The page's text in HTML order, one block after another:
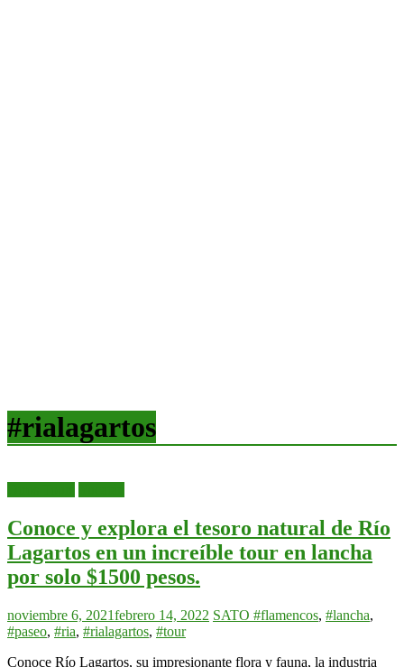
#rialagartos
Conoce y explora el tesoro natural de Río
Lagartos en un increíble tour en lancha
por solo $1500 pesos.
noviembre 6, 2021febrero 14, 2022 SATO #flamencos, #lancha,
#paseo, #ria, #rialagartos, #tour
Conoce Río Lagartos, su impresionante flora y fauna, la industria